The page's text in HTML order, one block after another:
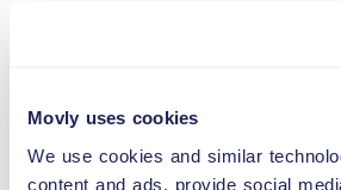
Movly uses cookies
We use cookies and similar
content and ads, provide social
BABYSTOL
2,5–13 kg